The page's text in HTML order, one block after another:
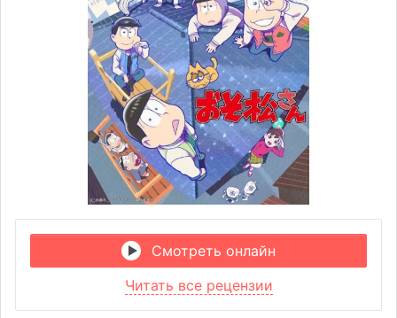
Смотреть онлайн
Читать все рецензии